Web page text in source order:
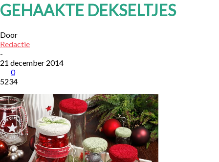
GEHAAKTE DEKSELTJES
Door
Redactie
-
21 december 2014
0
5234